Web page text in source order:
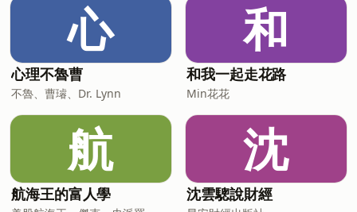
心
心理不魯曹
不魯、曹璿、Dr. Lynn
和
和我一起走花路
Min花花
航
航海王的富人學
沈
沈雲驄說財經